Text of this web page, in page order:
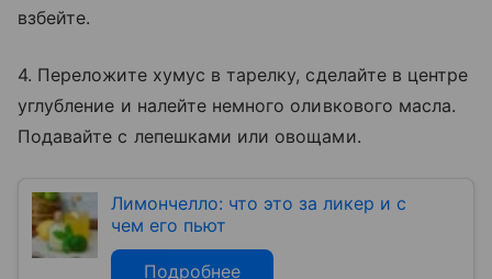
взбейте.
4. Переложите хумус в тарелку, сделайте в центре
углубление и налейте немного оливкового масла.
Подавайте с лепешками или овощами.
Лимончелло: что это за ликер и с
чем его пьют
Подробнее